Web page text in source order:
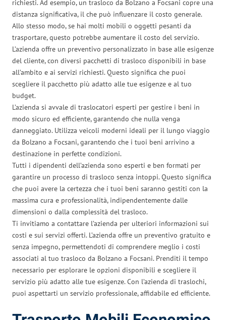
richiesti. Ad esempio, un trasloco da Bolzano a Focsani copre una
distanza significativa, il che può influenzare il costo generale.
Allo stesso modo, se hai molti mobili o oggetti pesanti da
trasportare, questo potrebbe aumentare il costo del servizio.
L’azienda offre un preventivo personalizzato in base alle esigenze
del cliente, con diversi pacchetti di trasloco disponibili in base
all’ambito e ai servizi richiesti. Questo significa che puoi
scegliere il pacchetto più adatto alle tue esigenze e al tuo
budget.
L’azienda si avvale di traslocatori esperti per gestire i beni in
modo sicuro ed efficiente, garantendo che nulla venga
danneggiato. Utilizza veicoli moderni ideali per il lungo viaggio
da Bolzano a Focsani, garantendo che i tuoi beni arrivino a
destinazione in perfette condizioni.
Tutti i dipendenti dell’azienda sono esperti e ben formati per
garantire un processo di trasloco senza intoppi. Questo significa
che puoi avere la certezza che i tuoi beni saranno gestiti con la
massima cura e professionalità, indipendentemente dalle
dimensioni o dalla complessità del trasloco.
Ti invitiamo a contattare l’azienda per ulteriori informazioni sui
costi e sui servizi offerti. L’azienda offre un preventivo gratuito e
senza impegno, permettendoti di comprendere meglio i costi
associati al tuo trasloco da Bolzano a Focsani. Prenditi il tempo
necessario per esplorare le opzioni disponibili e scegliere il
servizio più adatto alle tue esigenze. Con l’azienda di traslochi,
puoi aspettarti un servizio professionale, affidabile ed efficiente.